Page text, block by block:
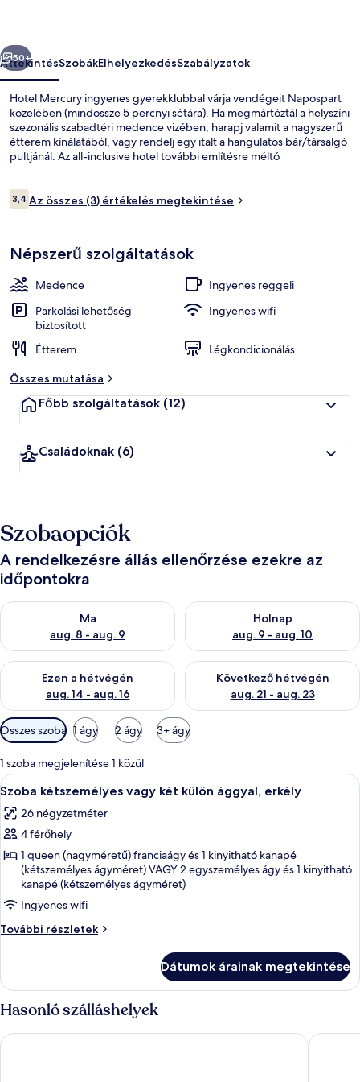
Következő
50+
ÁttekintésSzobákElhelyezkedésSzabályzatok
Hotel Mercury ingyenes gyerekklubbal várja vendégeit Napospart
közelében (mindössze 5 percnyi sétára). Ha megmártóztál a helyszíni
szezonális szabadtéri medence vizében, harapj valamit a nagyszerű
étterem kínálatából, vagy rendelj egy italt a hangulatos bár/társalgó
pultjánál. Az all-inclusive hotel további említésre méltó
Értékelések
3,43,4 ennyiből: 10
Az összes (3) értékelés megtekintése
Népszerű szolgáltatások
Medence
Ingyenes reggeli
Parkolási lehetőség
biztosított
Ingyenes wifi
Étterem
Légkondicionálás
Összes mutatása
Főbb szolgáltatások (12)
Családoknak (6)
Szobaopciók
A rendelkezésre állás ellenőrzése ezekre az
időpontokra
Ma
aug. 8 - aug. 9
A ma esti rendelkezésre állás ellenőrzése: aug. 8 - aug. 9
Holnap
aug. 9 - aug. 10
A holnapi rendelkezésre állás
Ezen a hétvégén
aug. 14 - aug. 16
A mostani hétvégi rendelkezésre állás ellenőrzése: aug. 14 -
Következő hétvégén
aug. 21 - aug. 23
A következő hétvégi
Szobákhoz
rendelkezésre
álló
szűrők
Összes szoba 1 ágy 2 ágy 3+ ágy
1 szoba megjelenítése 1 közül
A
következő
szoba
összes
képének
megtekintése:
Szoba
kétszemélyes
vagy
ággyal,
erkély
Egy szállodai szoba, amelyben
4
Szoba kétszemélyes vagy két külön ággyal, erkély
26 négyzetméter
4 férőhely
1 queen (nagyméretű) franciaágy és 1 kinyitható kanapé
(kétszemélyes ágyméret) VAGY 2 egyszemélyes ágy és 1 kinyitható
kanapé (kétszemélyes ágyméret)
Ingyenes wifi
További részletek
Szoba
külön
ággyal,
erkély
további
részletei
Dátumok árainak megtekintése
Hasonló szálláshelyek
Smartline Meridian Hotel Hotel